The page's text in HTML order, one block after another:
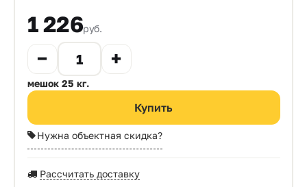
1 226руб.
мешок 25 кг.
Нужна объектная скидка?
Рассчитать доставку